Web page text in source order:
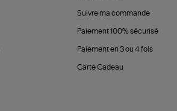
Suivre ma commande
Paiement 100% sécurisé
Paiement en 3 ou 4 fois
Carte Cadeau